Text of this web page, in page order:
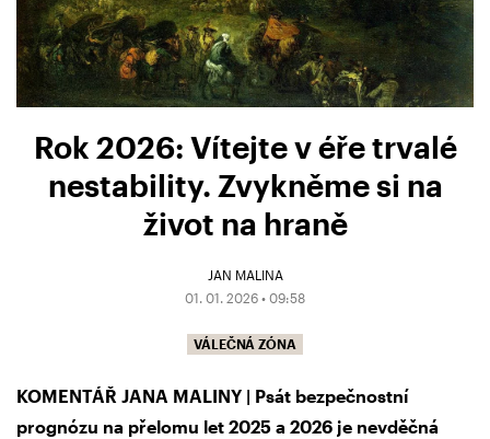
Rok 2026: Vítejte v éře trvalé
nestability. Zvykněme si na
život na hraně
JAN MALINA
01. 01. 2026 • 09:58
VÁLEČNÁ ZÓNA
KOMENTÁŘ JANA MALINY | Psát bezpečnostní
prognózu na přelomu let 2025 a 2026 je nevděčná